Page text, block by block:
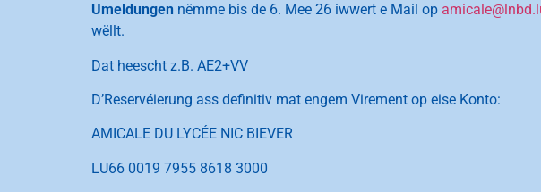
Umeldungen nëmme bis de 6. Mee 26 iwwert e Mail op
wëllt.
Dat heescht z.B. AE2+VV
D’Reservéierung ass definitiv mat engem Virement op eise Konto:
AMICALE DU LYCÉE NIC BIEVER
LU66 0019 7955 8618 3000